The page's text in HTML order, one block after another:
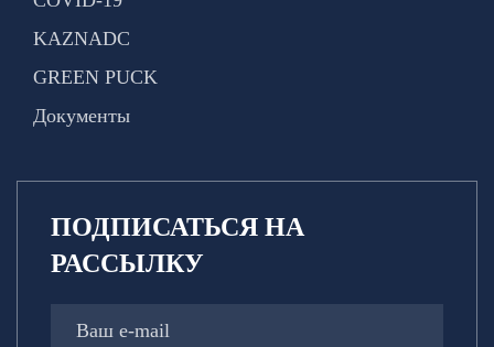
KAZNADC
GREEN PUCK
Документы
ПОДПИСАТЬСЯ НА
РАССЫЛКУ